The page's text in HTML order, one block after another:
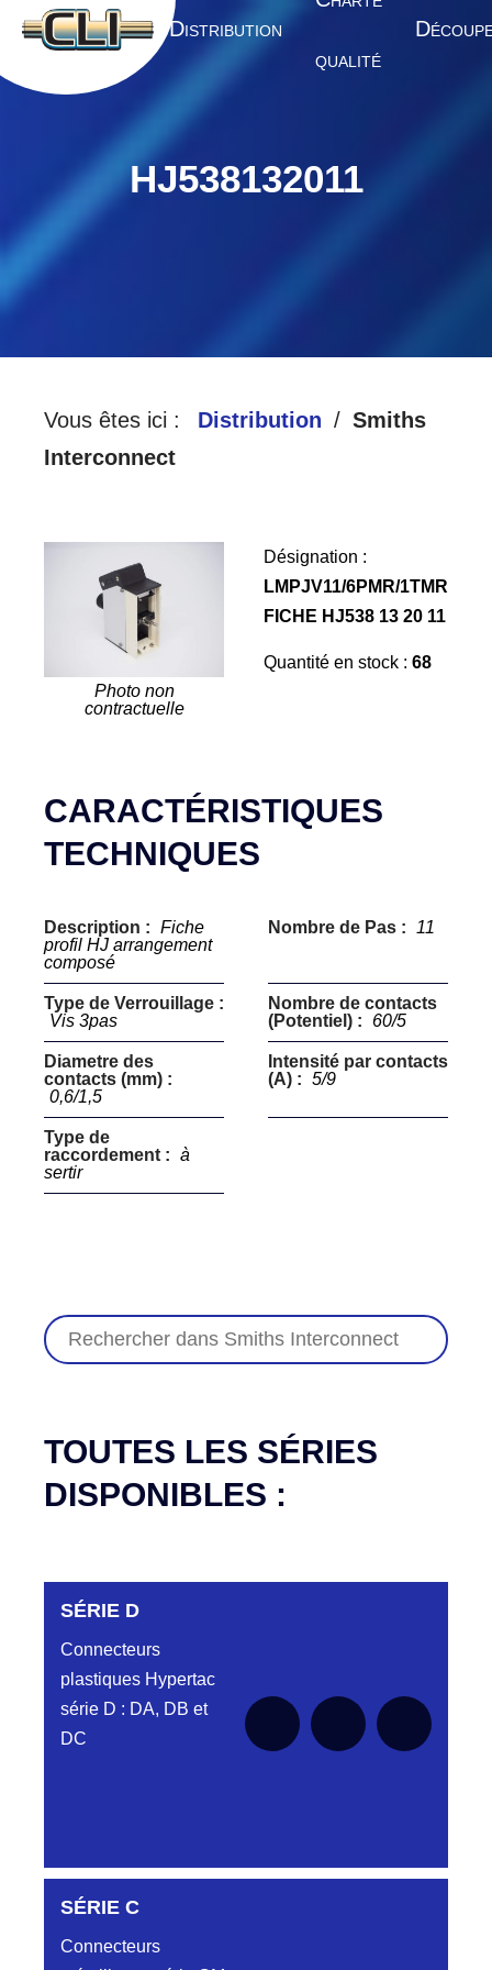
A CCUEIL DISTRIBUTION
QUALITÉ
D
HJ538132011
Vous êtes ici : Distribution
Smiths
Interconnect
Photo non
contractuelle
Désignation :
LMPJV11/6PMR/1TMR
FICHE HJ538 13 20 11
Quantité en stock : 68
CARACTÉRISTIQUES
TECHNIQUES
Description : Fiche
profil HJ arrangement
composé
Nombre de Pas : 11
Type de Verrouillage :
Vis 3pas
Nombre de contacts
(Potentiel) :
60/5
Diametre des
contacts (mm) :
0,6/1,5
Intensité par contacts
(A) : 5/9
Type de
raccordement : à
sertir
TOUTES LES SÉRIES
DISPONIBLES :
SÉRIE D
Connecteurs
plastiques Hypertac
série D : DA, DB et
DC
DC6122340N
D03EC612MT CONNECTEUR NOIR
SÉRIE C
Connecteurs